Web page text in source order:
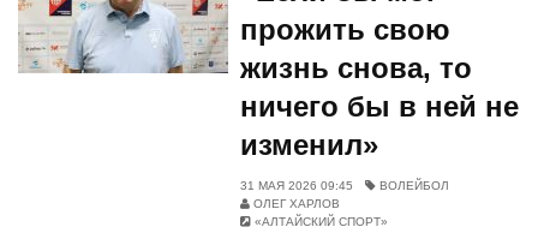
прожить свою
жизнь снова, то
ничего бы в ней не
изменил»
31 МАЯ 2026 09:45
ВОЛЕЙБОЛ
ОЛЕГ ХАРЛОВ
«АЛТАЙСКИЙ СПОРТ»